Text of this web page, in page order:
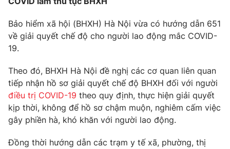
Cơ quan chủ quản:Đài Truyền hình Việt Nam
Cơ quan báo chí: Thời báo VTV
Giấy phép hoạt động báo in và báo điện tử số 483/GP-BTTTT
cấp ngày 29/12/2023
Phó Tổng Biên tập:Nguyễn Thị Mỹ Hạnh, Phạm Quốc Thắng,
Nguyễn Trọng Ninh
Tổng đài VTV:024.38 355 931 - 024.38 355 932
Ðiện thoại Thời báo VTV: 024.66 897 897
Email:
toasoan@vtv.vn
Liên hệ quảng cáo: 024-7300.7108
Bảo hiểm xã hội (BHXH) Hà Nội vừa có hướng dẫn 651
về giải quyết chế độ cho người lao động mắc COVID-
19.
Theo đó, BHXH Hà Nội đề nghị các cơ quan liên quan
tiếp nhận hồ sơ giải quyết chế độ BHXH đối với người
điều trị COVID-19 theo quy định, thực hiện giải quyết
kịp thời, không để hồ sơ chậm muộn, nghiêm cấm việc
gây phiền hà, khó khăn với người lao động.
Đồng thời hướng dẫn các trạm y tế xã, phường, thị